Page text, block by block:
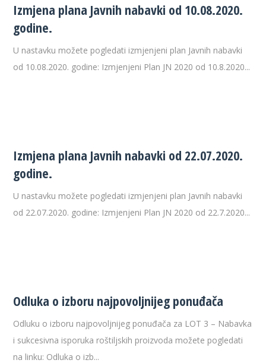
Izmjena plana Javnih nabavki od 10.08.2020.
godine.
U nastavku možete pogledati izmjenjeni plan Javnih nabavki
od 10.08.2020. godine: Izmjenjeni Plan JN 2020 od 10.8.2020...
Izmjena plana Javnih nabavki od 22.07.2020.
godine.
U nastavku možete pogledati izmjenjeni plan Javnih nabavki
od 22.07.2020. godine: Izmjenjeni Plan JN 2020 od 22.7.2020...
Odluka o izboru najpovoljnijeg ponuđača
Odluku o izboru najpovoljnijeg ponuđača za LOT 3 – Nabavka
i sukcesivna isporuka roštiljskih proizvoda možete pogledati
na linku: Odluka o izb...